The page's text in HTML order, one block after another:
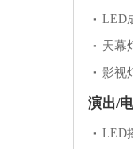
LED
天幕
影视
演出/
LED